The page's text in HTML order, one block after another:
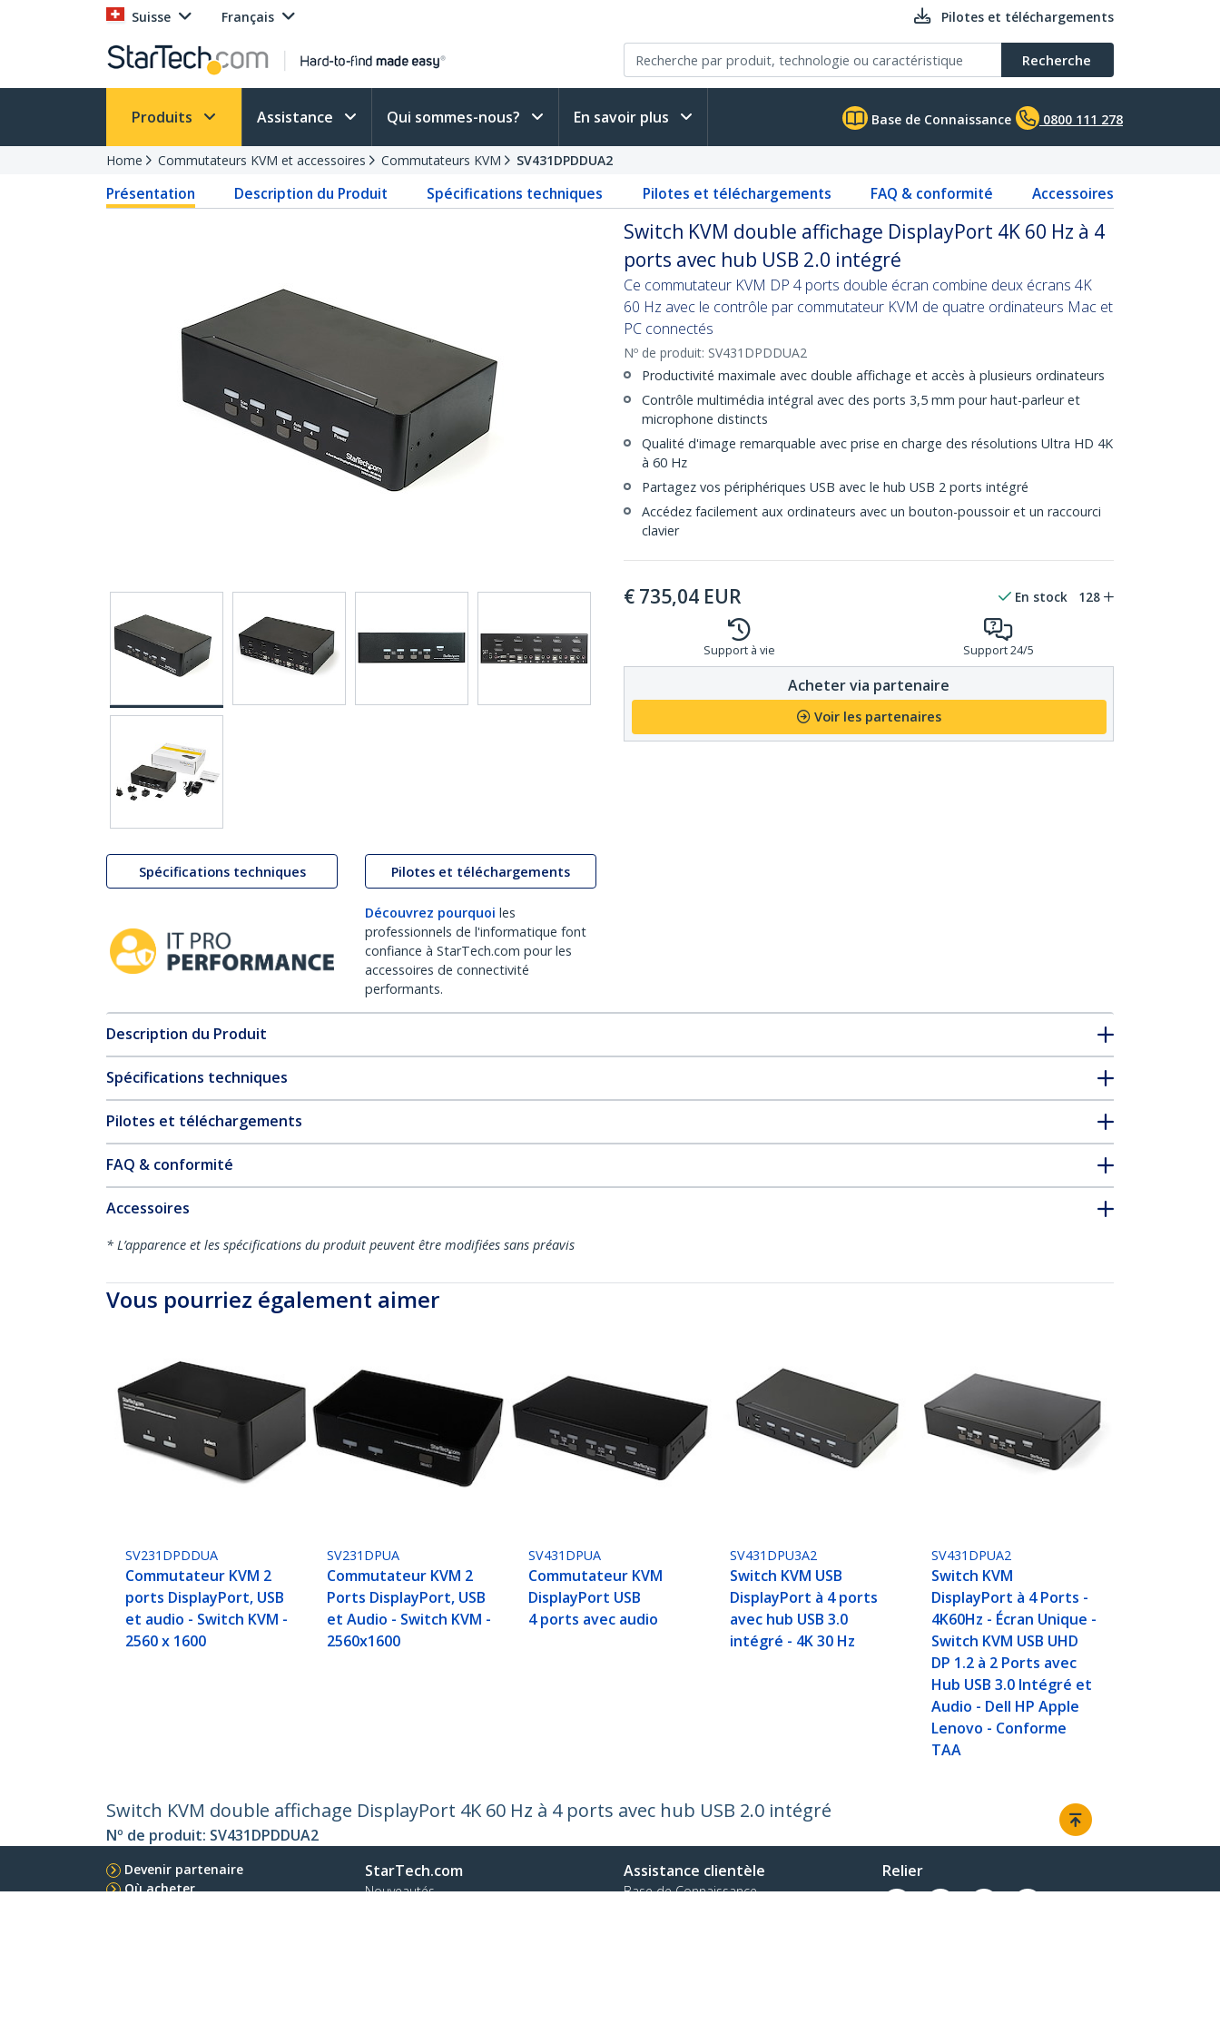
Suisse Français Pilotes et téléchargements
Recherche
Produits Assistance Qui sommes-nous? En savoir plus Base de Connaissance 0800 111 278
Home Commutateurs KVM et accessoires Commutateurs KVM SV431DPDDUA2
Présentation Description du Produit Spécifications techniques Pilotes et téléchargements FAQ & conformité Accessoires
Spécifications techniques Pilotes et téléchargements
Découvrez pourquoi les
professionnels de l'informatique font
confiance à StarTech.com pour les
accessoires de connectivité
performants.
Switch KVM double affichage DisplayPort 4K 60 Hz à 4
ports avec hub USB 2.0 intégré
Ce commutateur KVM DP 4 ports double écran combine deux écrans 4K
60 Hz avec le contrôle par commutateur KVM de quatre ordinateurs Mac et
PC connectés
Nº de produit: SV431DPDDUA2
Productivité maximale avec double affichage et accès à plusieurs ordinateurs
Contrôle multimédia intégral avec des ports 3,5 mm pour haut-parleur et
microphone distincts
Qualité d'image remarquable avec prise en charge des résolutions Ultra HD 4K
à 60 Hz
Partagez vos périphériques USB avec le hub USB 2 ports intégré
Accédez facilement aux ordinateurs avec un bouton-poussoir et un raccourci
clavier
€ 735,04 EUR En stock 128
Support à vie Support 24/5
Acheter via partenaire
Voir les partenaires
Description du Produit
Spécifications techniques
Pilotes et téléchargements
FAQ & conformité
Accessoires
* L’apparence et les spécifications du produit peuvent être modifiées sans préavis
Vous pourriez également aimer
SV231DPDDUA
Commutateur KVM 2
ports DisplayPort, USB
et audio - Switch KVM -
2560 x 1600
SV231DPUA
Commutateur KVM 2
Ports DisplayPort, USB
et Audio - Switch KVM -
2560x1600
SV431DPUA
Commutateur KVM
DisplayPort USB
4 ports avec audio
SV431DPU3A2
Switch KVM USB
DisplayPort à 4 ports
avec hub USB 3.0
intégré - 4K 30 Hz
SV431DPUA2
Switch KVM
DisplayPort à 4 Ports -
4K60Hz - Écran Unique -
Switch KVM USB UHD
DP 1.2 à 2 Ports avec
Hub USB 3.0 Intégré et
Audio - Dell HP Apple
Lenovo - Conforme
TAA
Switch KVM double affichage DisplayPort 4K 60 Hz à 4 ports avec hub USB 2.0 intégré
Nº de produit: SV431DPDDUA2
Devenir partenaire
Où acheter
StarTech.com
Nouveautés
Assistance clientèle
Base de Connaissance
Relier